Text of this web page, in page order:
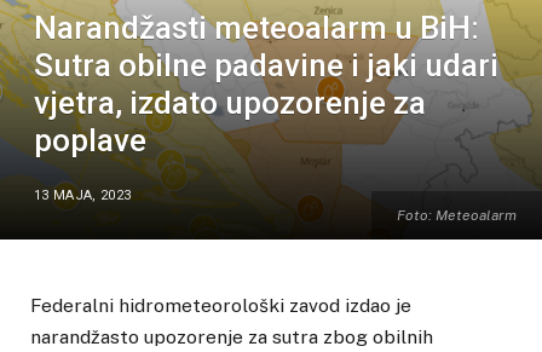
Foto: Meteoalarm
Narandžasti meteoalarm u BiH:
Sutra obilne padavine i jaki udari
vjetra, izdato upozorenje za
poplave
13 MAJA, 2023
Federalni hidrometeorološki zavod izdao je
narandžasto upozorenje za sutra zbog obilnih